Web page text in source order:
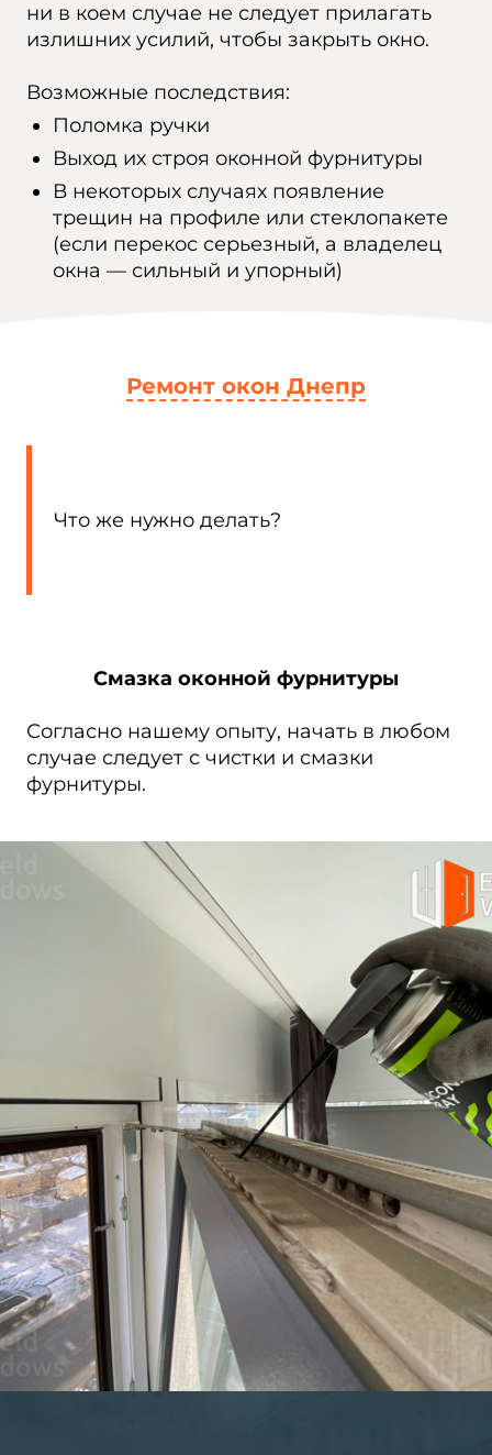
ни в коем случае не следует прилагать
излишних усилий, чтобы закрыть окно.
Возможные последствия:
Поломка ручки
Выход их строя оконной фурнитуры
В некоторых случаях появление
трещин на профиле или стеклопакете
(если перекос серьезный, а владелец
окна — сильный и упорный)
Ремонт окон Днепр
Что же нужно делать?
Смазка оконной фурнитуры
Согласно нашему опыту, начать в любом
случае следует с чистки и смазки
фурнитуры.